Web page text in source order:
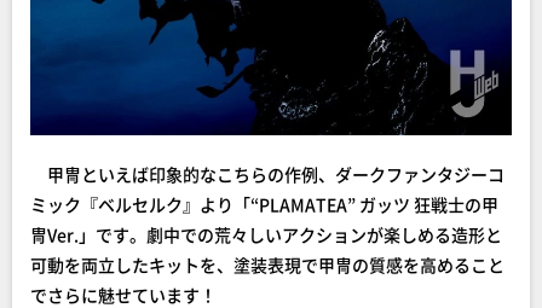
甲冑といえば印象的なこちらの作例、ダークファンタジーコ
ミック『ベルセルク』より「“PLAMATEA” ガッツ 狂戦士の甲
冑Ver.」です。劇中での荒々しいアクションが楽しめる造形と
可動を両立したキットを、塗装表現で甲冑の質感を高めること
でさらに魅せています！